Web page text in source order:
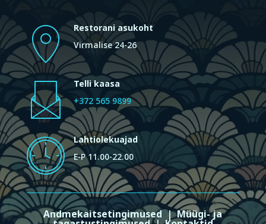
Restorani asukoht
Virmalise 24-26
Telli kaasa
+372 565 9899
Lahtiolekuajad
E-P 11.00-22.00
Andmekaitsetingimused|Müügi- ja